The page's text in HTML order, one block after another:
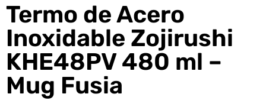
Termo de Acero
Inoxidable Zojirushi
KHE48PV 480 ml –
Mug Fusia